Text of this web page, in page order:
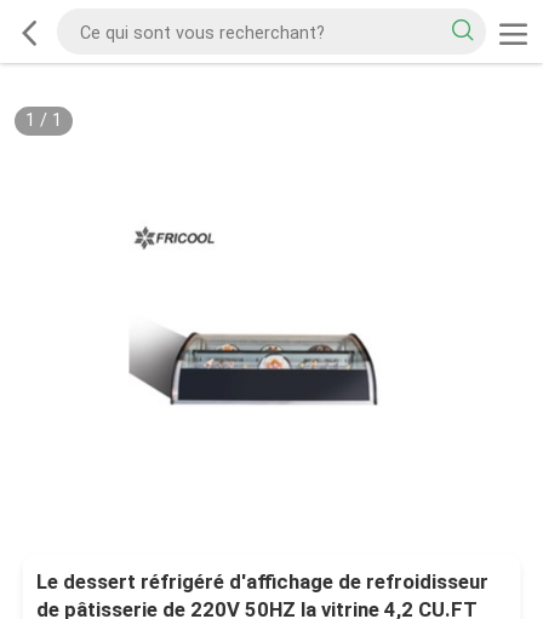
1 / 1
Le dessert réfrigéré d'affichage de refroidisseur
de pâtisserie de 220V 50HZ la vitrine 4,2 CU.FT